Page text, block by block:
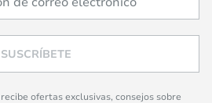
SUSCRÍBETE
ofertas exclusivas, consejos sobre